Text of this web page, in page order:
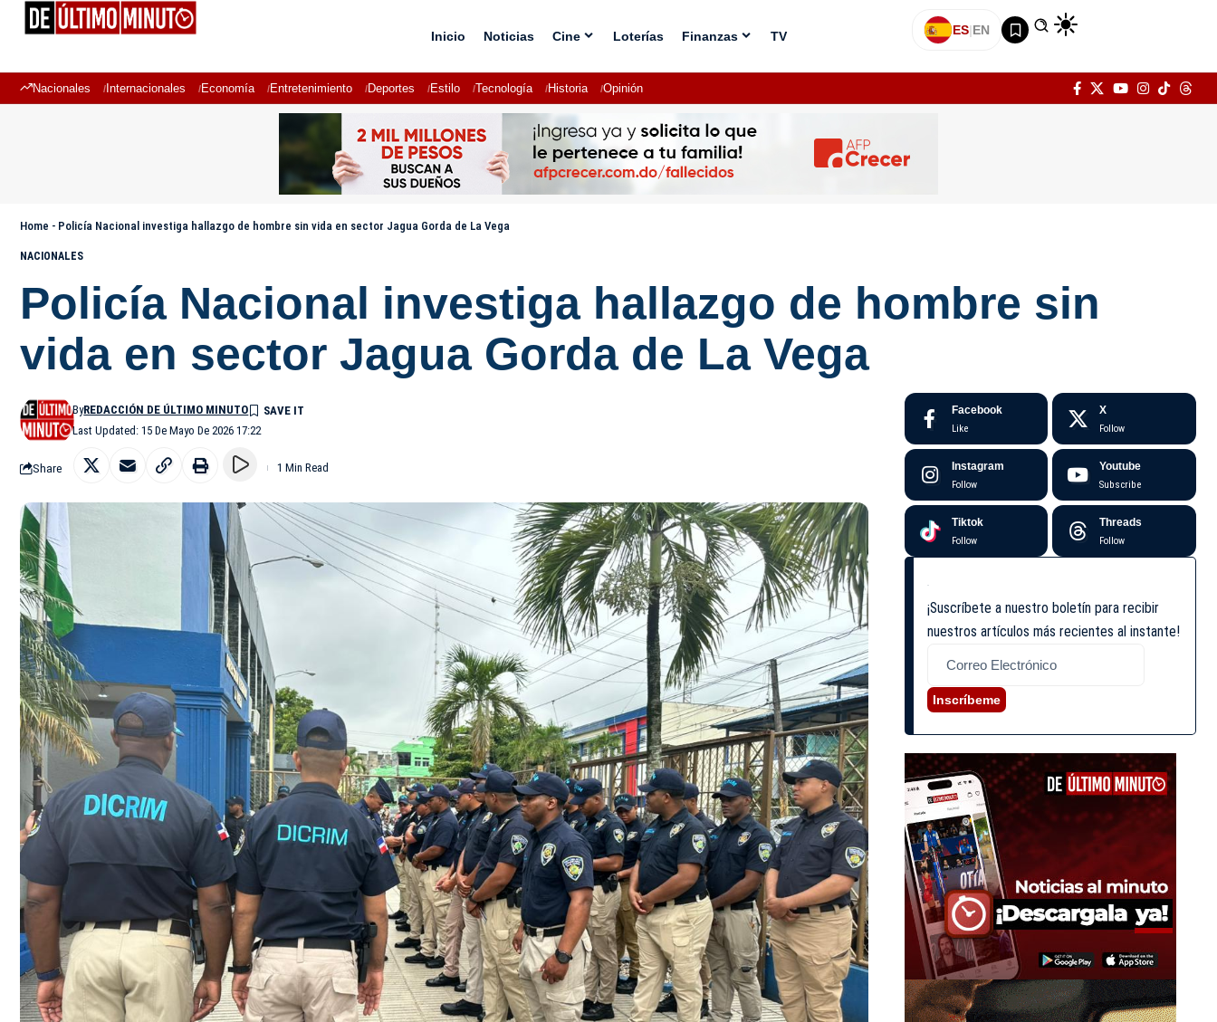
Inicio Noticias Cine Loterías Finanzas TV ES|EN
Nacionales Internacionales Economía Entretenimiento Deportes Estilo Tecnología Historia Opinión
Home - Policía Nacional investiga hallazgo de hombre sin vida en sector Jagua Gorda de La Vega
NACIONALES
Policía Nacional investiga hallazgo de hombre sin
vida en sector Jagua Gorda de La Vega
Last Updated: 15 De Mayo De 2026 17:22
ByREDACCIÓN DE ÚLTIMO MINUTO
Share 1 Min Read
Facebook
Like
X
Follow
Instagram
Follow
Youtube
Subscribe
Tiktok
Follow
Threads
Follow
¡Suscríbete a nuestro boletín para recibir
nuestros artículos más recientes al instante!
Inscríbeme